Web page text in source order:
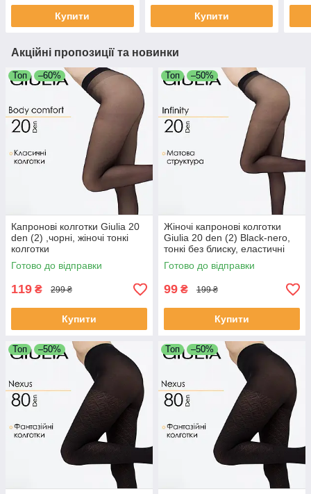
Купити Купити
Акційні пропозиції та новинки
Топ –60%
Капронові колготки Giulia 20
den (2) ,чорні, жіночі тонкі
колготки
Готово до відправки
119 ₴ 299 ₴
Купити
Топ –50%
Жіночі капронові колготки
Giulia 20 den (2) Black-nero,
тонкі без блиску, еластичні
Готово до відправки
99 ₴ 199 ₴
Купити
Топ –50% Топ –50%